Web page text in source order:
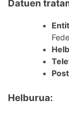
Datuen
Helburua: